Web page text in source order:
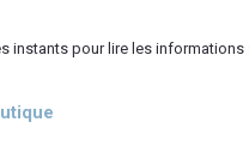
instants pour lire les informations